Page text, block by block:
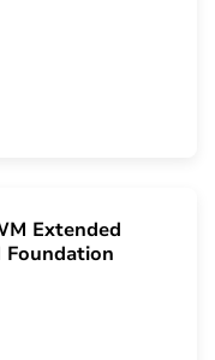
Extended
Foundation